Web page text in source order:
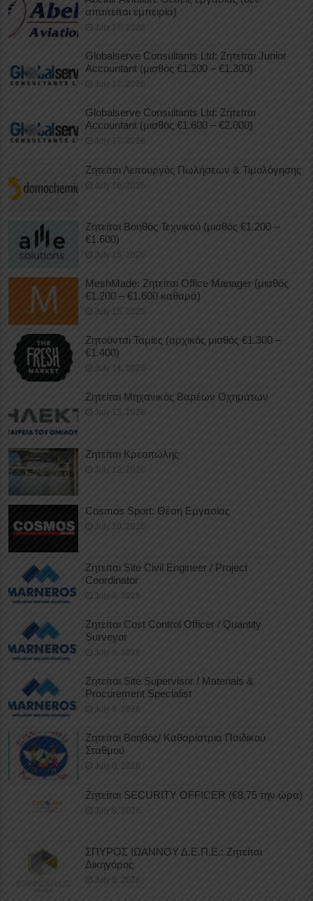
απαιτείται εμπειρία)
July 17, 2026
Globalserve Consultants Ltd: Ζητείται Junior
Accountant (μισθός €1.200 – €1.300)
July 17, 2026
Globalserve Consultants Ltd: Ζητείται
Accountant (μισθός €1.600 – €2.000)
July 17, 2026
Ζητείται Λειτουργός Πωλήσεων & Τιμολόγησης
July 16, 2026
Ζητείται Βοηθός Τεχνικού (μισθός €1.200 –
€1.600)
July 15, 2026
MeshMade: Ζητείται Office Manager (μισθός
€1.200 – €1.600 καθαρά)
July 15, 2026
Ζητούνται Ταμίες (αρχικός μισθός €1.300 –
€1.400)
July 14, 2026
Ζητείται Μηχανικός Βαρέων Οχημάτων
July 13, 2026
Ζητείται Κρεοπώλης
July 12, 2026
Cosmos Sport: Θέση Εργασίας
July 10, 2026
Ζητείται Site Civil Engineer / Project
Coordinator
July 9, 2026
Ζητείται Cost Control Officer / Quantity
Surveyor
July 9, 2026
Ζητείται Site Supervisor / Materials &
Procurement Specialist
July 9, 2026
Ζητείται Βοηθός/ Καθαρίστρια Παιδικού
Σταθμού
July 8, 2026
Ζητείται SECURITY OFFICER (€8,75 την ώρα)
July 8, 2026
ΣΠΥΡΟΣ ΙΩΑΝΝΟΥ Δ.Ε.Π.Ε.: Ζητείται
Δικηγόρος
July 8, 2026